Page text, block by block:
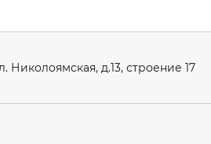
Николоямская, д.13, строение 17